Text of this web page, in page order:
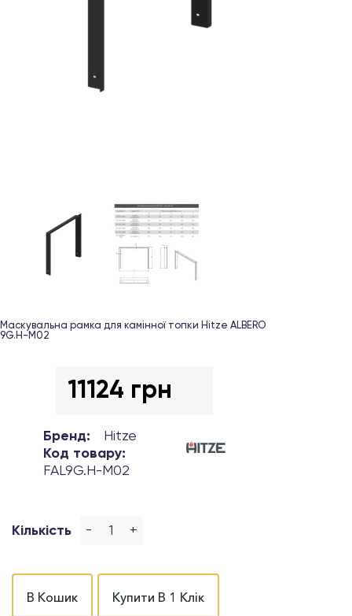
Маскувальна рамка для камінної топки Hitze ALBERO
9G.H-M02
11124 грн
Бренд:
Hitze
Код товару:
FAL9G.H-M02
Кількість - +
В Кошик Купити В 1 Клік